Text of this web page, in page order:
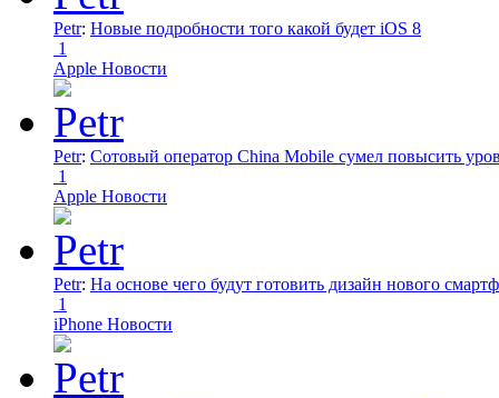
Petr: Новые подробности того какой будет iOS 8
1
Apple Новости
Petr: Сотовый оператор China Mobile сумел повысить
1
Apple Новости
Petr: На основе чего будут готовить дизайн нового
1
iPhone Новости